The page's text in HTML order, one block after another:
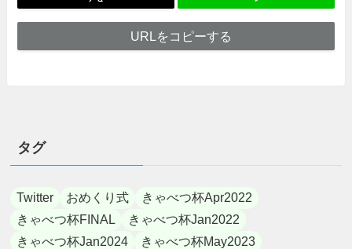
URLをコピーする
タグ
Twitter おめくり式
きゃべつ杯Apr2022
きゃべつ杯FINAL
きゃべつ杯Jan2022
きゃべつ杯Jan2024
きゃべつ杯May2023